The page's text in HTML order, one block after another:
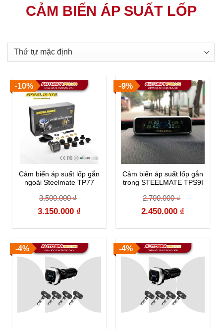
CẢM BIẾN ÁP SUẤT LỐP
-10%
Cảm biến áp suất lốp gắn
ngoài Steelmate TP77
3.500.000₫
Original
3.500.000 ₫.
3.150.000 ₫
3.150.000 ₫.
-9%
Cảm biến áp suất lốp gắn
trong STEELMATE TPS9I
2.700.000₫
Original
2.700.000 ₫.
2.450.000 ₫
2.450.000
-4% -4%